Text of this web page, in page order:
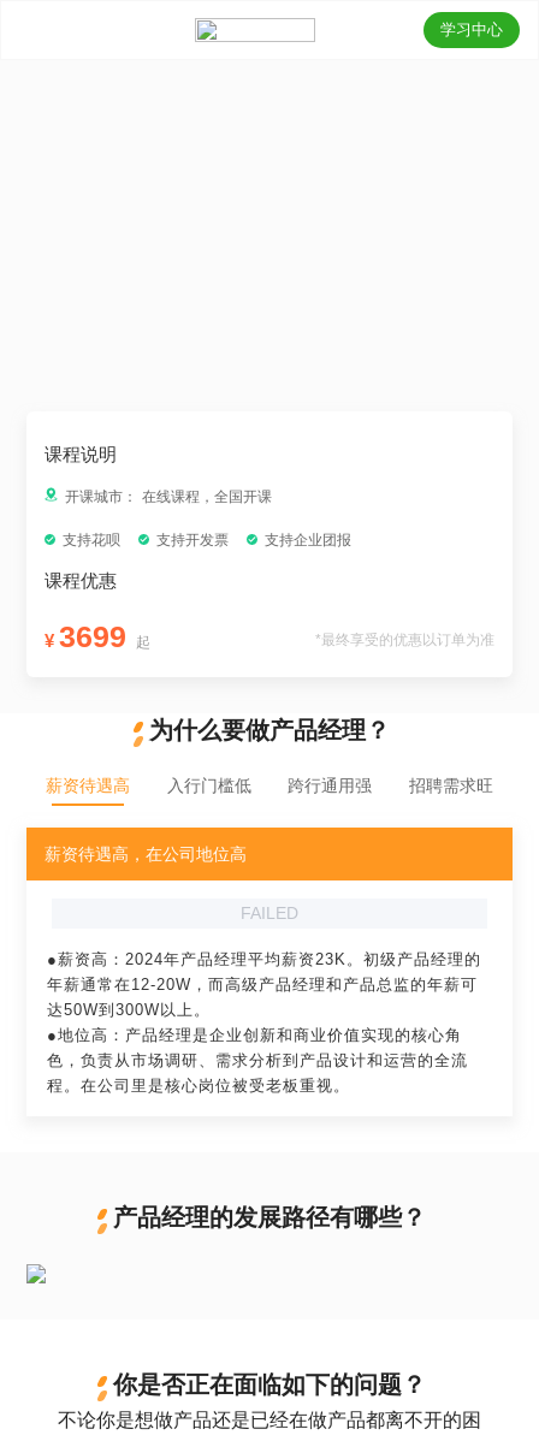
学习中心
课程说明
开课城市： 在线课程，全国开课
支持花呗 支持开发票 支持企业团报
课程优惠
¥3699 起 *最终享受的优惠以订单为准
为什么要做产品经理？
薪资待遇高 入行门槛低 跨行通用强 招聘需求旺
薪资待遇高，在公司地位高
FAILED
●薪资高：2024年产品经理平均薪资23K。初级产品经理的
年薪通常在12-20W，而高级产品经理和产品总监的年薪可
达50W到300W以上。
●地位高：产品经理是企业创新和商业价值实现的核心角
色，负责从市场调研、需求分析到产品设计和运营的全流
程。在公司里是核心岗位被受老板重视。
产品经理的发展路径有哪些？
你是否正在面临如下的问题？
不论你是想做产品还是已经在做产品都离不开的困